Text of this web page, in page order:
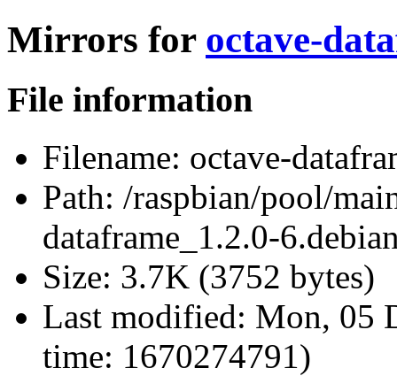
Mirrors for octave-
File information
Filename: octave-
Path: /raspbian/pool/
dataframe_1.2.0-
Size: 3.7K (3752 bytes)
Last modified: Mon, 05
time: 1670274791)